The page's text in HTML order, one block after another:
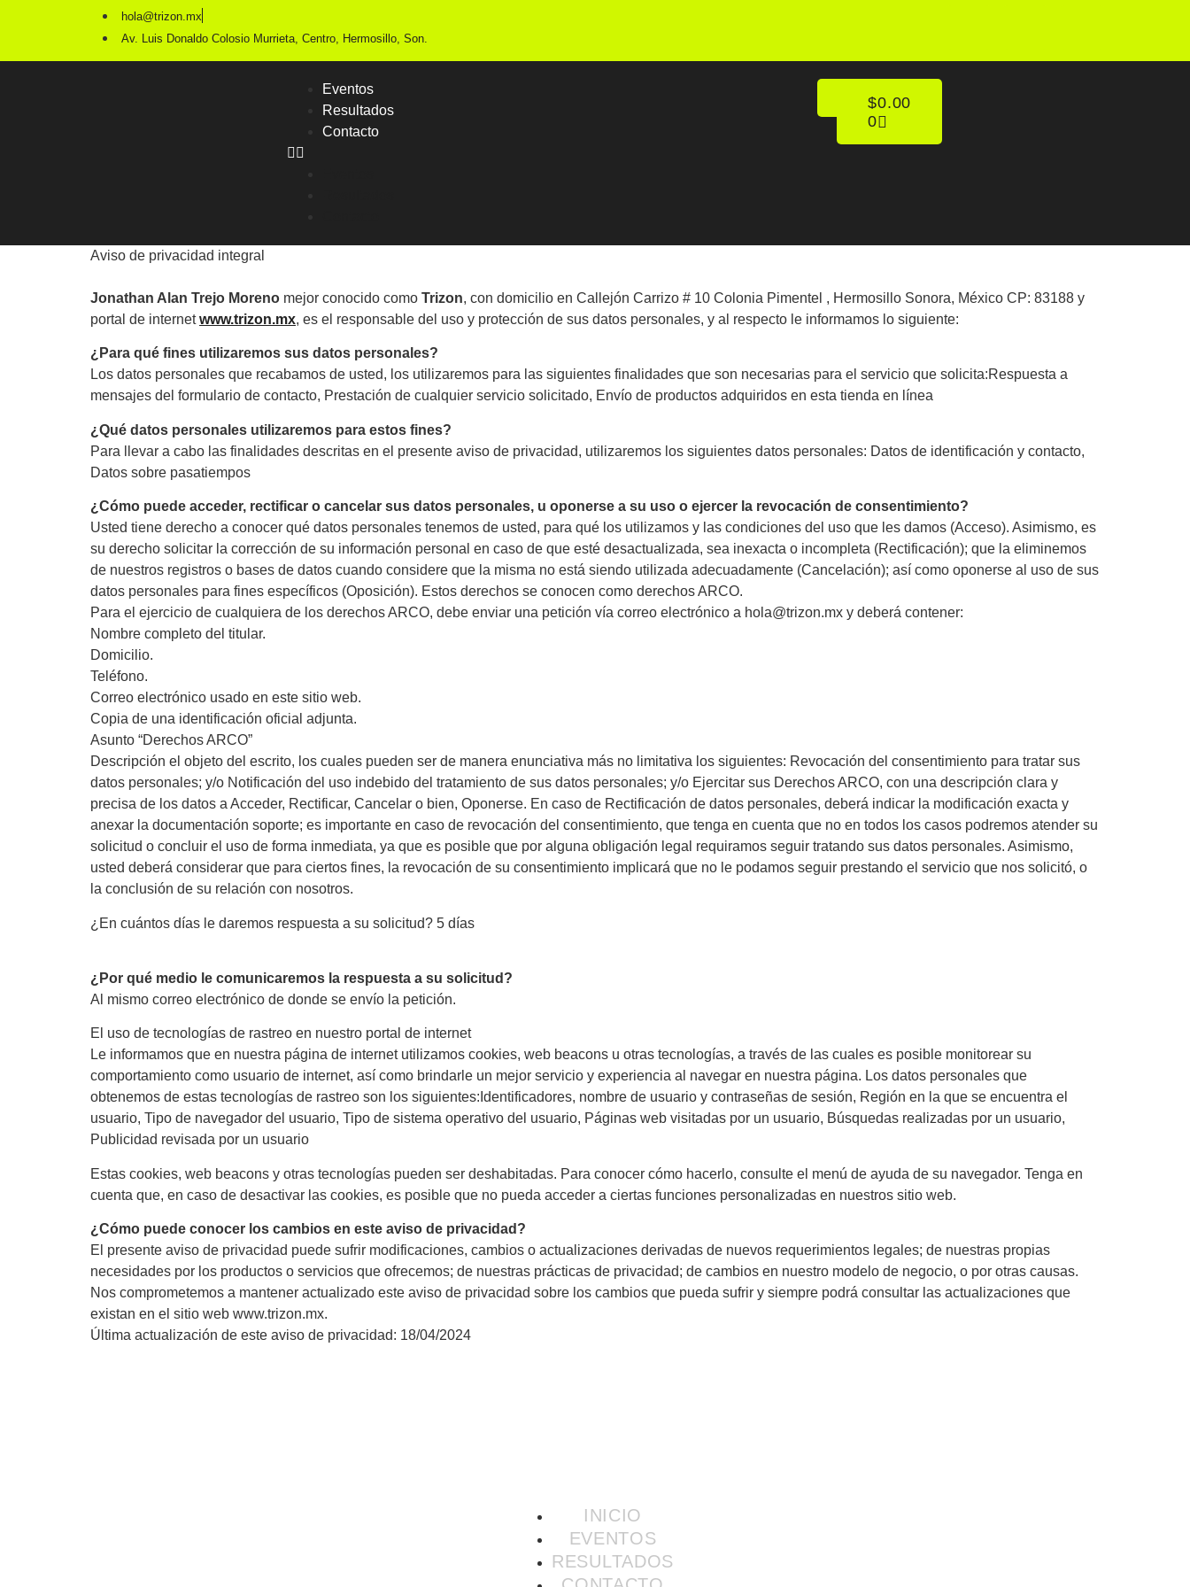
hola@trizon.mx
Av. Luis Donaldo Colosio Murrieta, Centro, Hermosillo, Son.
Eventos
Resultados
Contacto
$0.00
0
Aviso de privacidad integral
Jonathan Alan Trejo Moreno mejor conocido como Trizon, con domicilio en Callejón Carrizo # 10 Colonia Pimentel , Hermosillo Sonora, México CP: 83188 y
portal de internetwww.trizon.mx, es el responsable del uso y protección de sus datos personales, y al respecto le informamos lo siguiente:
¿Para qué fines utilizaremos sus datos personales?
Los datos personales que recabamos de usted, los utilizaremos para las siguientes finalidades que son necesarias para el servicio que solicita:Respuesta a
mensajes del formulario de contacto, Prestación de cualquier servicio solicitado, Envío de productos adquiridos en esta tienda en línea
¿Qué datos personales utilizaremos para estos fines?
Para llevar a cabo las finalidades descritas en el presente aviso de privacidad, utilizaremos los siguientes datos personales: Datos de identificación y contacto,
Datos sobre pasatiempos
¿Cómo puede acceder, rectificar o cancelar sus datos personales, u oponerse a su uso o ejercer la revocación de consentimiento?
Usted tiene derecho a conocer qué datos personales tenemos de usted, para qué los utilizamos y las condiciones del uso que les damos (Acceso). Asimismo, es
su derecho solicitar la corrección de su información personal en caso de que esté desactualizada, sea inexacta o incompleta (Rectificación); que la eliminemos
de nuestros registros o bases de datos cuando considere que la misma no está siendo utilizada adecuadamente (Cancelación); así como oponerse al uso de sus
datos personales para fines específicos (Oposición). Estos derechos se conocen como derechos ARCO.
Para el ejercicio de cualquiera de los derechos ARCO, debe enviar una petición vía correo electrónico a hola@trizon.mx y deberá contener:
Nombre completo del titular.
Domicilio.
Teléfono.
Correo electrónico usado en este sitio web.
Copia de una identificación oficial adjunta.
Asunto “Derechos ARCO”
Descripción el objeto del escrito, los cuales pueden ser de manera enunciativa más no limitativa los siguientes: Revocación del consentimiento para tratar sus
datos personales; y/o Notificación del uso indebido del tratamiento de sus datos personales; y/o Ejercitar sus Derechos ARCO, con una descripción clara y
precisa de los datos a Acceder, Rectificar, Cancelar o bien, Oponerse. En caso de Rectificación de datos personales, deberá indicar la modificación exacta y
anexar la documentación soporte; es importante en caso de revocación del consentimiento, que tenga en cuenta que no en todos los casos podremos atender su
solicitud o concluir el uso de forma inmediata, ya que es posible que por alguna obligación legal requiramos seguir tratando sus datos personales. Asimismo,
usted deberá considerar que para ciertos fines, la revocación de su consentimiento implicará que no le podamos seguir prestando el servicio que nos solicitó, o
la conclusión de su relación con nosotros.
¿En cuántos días le daremos respuesta a su solicitud? 5 días
¿Por qué medio le comunicaremos la respuesta a su solicitud?
Al mismo correo electrónico de donde se envío la petición.
El uso de tecnologías de rastreo en nuestro portal de internet
Le informamos que en nuestra página de internet utilizamos cookies, web beacons u otras tecnologías, a través de las cuales es posible monitorear su
comportamiento como usuario de internet, así como brindarle un mejor servicio y experiencia al navegar en nuestra página. Los datos personales que
obtenemos de estas tecnologías de rastreo son los siguientes:Identificadores, nombre de usuario y contraseñas de sesión, Región en la que se encuentra el
usuario, Tipo de navegador del usuario, Tipo de sistema operativo del usuario, Páginas web visitadas por un usuario, Búsquedas realizadas por un usuario,
Publicidad revisada por un usuario
Estas cookies, web beacons y otras tecnologías pueden ser deshabitadas. Para conocer cómo hacerlo, consulte el menú de ayuda de su navegador. Tenga en
cuenta que, en caso de desactivar las cookies, es posible que no pueda acceder a ciertas funciones personalizadas en nuestros sitio web.
¿Cómo puede conocer los cambios en este aviso de privacidad?
El presente aviso de privacidad puede sufrir modificaciones, cambios o actualizaciones derivadas de nuevos requerimientos legales; de nuestras propias
necesidades por los productos o servicios que ofrecemos; de nuestras prácticas de privacidad; de cambios en nuestro modelo de negocio, o por otras causas.
Nos comprometemos a mantener actualizado este aviso de privacidad sobre los cambios que pueda sufrir y siempre podrá consultar las actualizaciones que
existan en el sitio web www.trizon.mx.
Última actualización de este aviso de privacidad: 18/04/2024
INICIO
EVENTOS
RESULTADOS